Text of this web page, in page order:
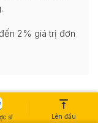
2% giá trị đơn
sĩ Lên đầu